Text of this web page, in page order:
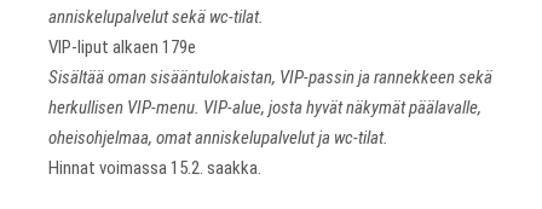
anniskelupalvelut sekä wc-tilat.
VIP-liput alkaen 179e
Sisältää oman sisääntulokaistan, VIP-passin ja rannekkeen sekä
herkullisen VIP-menu. VIP-alue, josta hyvät näkymät päälavalle,
oheisohjelmaa, omat anniskelupalvelut ja wc-tilat.
Hinnat voimassa 15.2. saakka.